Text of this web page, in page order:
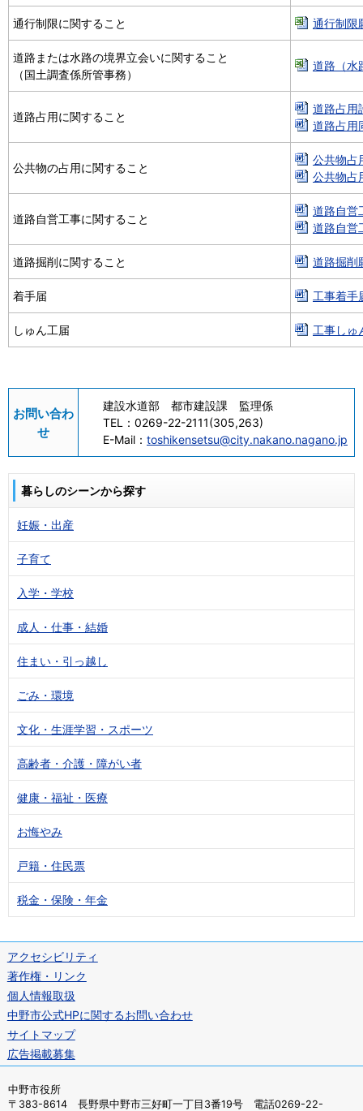
通行制限に関すること 通行制限
道路または水路の境界立会いに関すること
（国土調査係所管事務）
道路（水
道路占用に関すること
道路占用
道路占用
公共物の占用に関すること
公共物占
公共物占
道路自営工事に関すること
道路自営
道路自営
道路掘削に関すること 道路掘削
着手届 工事着手
しゅん工届 工事し
お問い合わ
せ
建設水道部 都市建設課 監理係
TEL： 0269-22-2111(305,263)
E-Mail： toshikensetsu@city.nakano.nagano.jp
暮らしのシーンから探す
妊娠・出産
子育て
入学・学校
成人・仕事・結婚
住まい・引っ越し
ごみ・環境
文化・生涯学習・スポーツ
高齢者・介護・障がい者
健康・福祉・医療
お悔やみ
戸籍・住民票
税金・保険・年金
アクセシビリティ
著作権・リンク
個人情報取扱
中野市公式HPに関するお問い合わせ
サイトマップ
広告掲載募集
中野市役所
〒383-8614 長野県中野市三好町一丁目3番19号 電話0269-22-